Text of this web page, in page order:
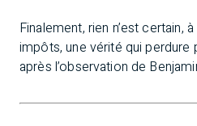
Finalement, rien n’est certain,
impôts, une vérité qui perdure
après l’observation de